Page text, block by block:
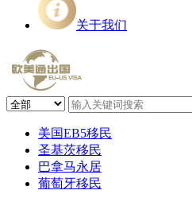
关于我们
美国EB5移民
圣基茨移民
巴拿马永居
葡萄牙移民